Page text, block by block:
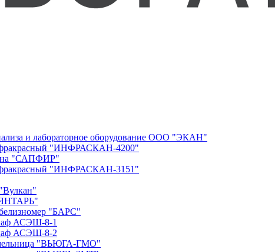
и лабораторное оборудование ООО "ЭКАН"
"ИНФРАСКАН-4200"
"САПФИР"
"ИНФРАСКАН-3151"
"БАРС"
АСЭШ-8-1
АСЭШ-8-2
"ВЬЮГА-ГМО"